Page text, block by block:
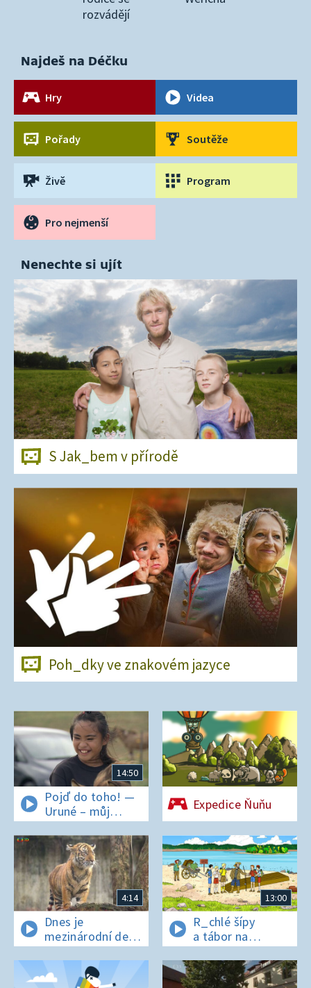
rozvádějí
Najdeš na Déčku
Hry Videa
Pořady Soutěže
Živě Program
Pro nejmenší
Nenechte si ujít
S Jak_bem v přírodě
Poh_dky ve znakovém jazyce
14:50
Pojď do toho! —
Uruné – můj
horský koník
Expedice Ňuňu
4:14
Dnes je
mezinárodní den
t_grů
13:00
R_chlé šípy
a tábor na
os_rově